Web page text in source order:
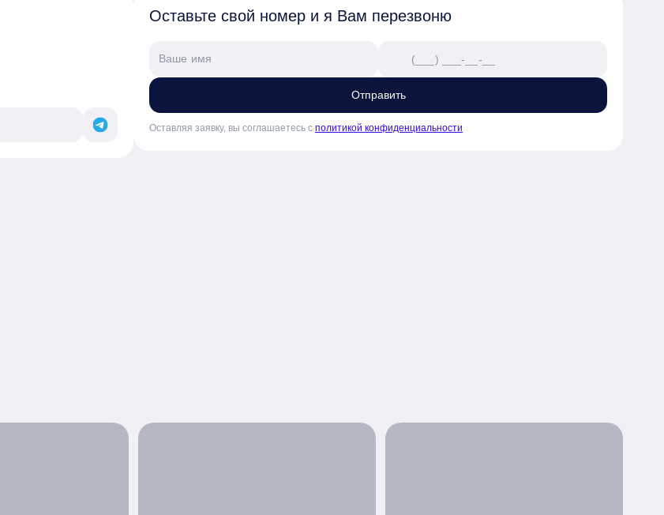
Оставьте свой номер и я Вам перезвоню
Отправить
Оставляя заявку, вы соглашаетесь с политикой конфиденциальности